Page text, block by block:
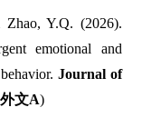
Y.Q. (2026).
emotional and
Journal of
文A)